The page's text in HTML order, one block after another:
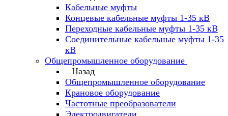
Кабельные муфты
Концевые кабельные муфты 1-35 кВ
Переходные кабельные муфты 1-35 кВ
Соединительные кабельные муфты 1-35
кВ
Общепромышленное оборудование
Назад
Общепромышленное оборудование
Крановое оборудование
Частотные преобразователи
Электродвигатели